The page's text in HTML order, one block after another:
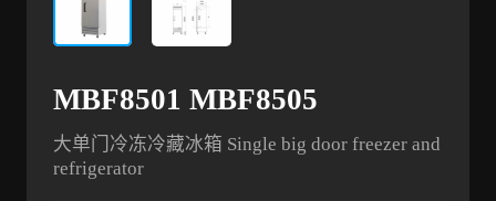
MBF8501 MBF8505
大单门冷冻冷藏冰箱 Single big door freezer and
refrigerator